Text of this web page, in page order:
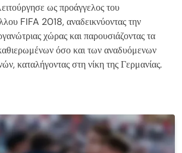
ως προάγγελος του
FIFA 2018, αναδεικνύοντας την
χώρας και παρουσιάζοντας τα
όσο και των αναδυόμενων
καταλήγοντας στη νίκη της Γερμανίας.